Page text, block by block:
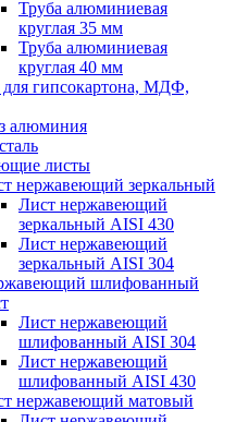
Труба алюминиевая
круглая 35 мм
Труба алюминиевая
круглая 40 мм
гипсокартона, МДФ,
алюминия
листы
нержавеющий зеркальный
Лист нержавеющий
зеркальный AISI 430
Лист нержавеющий
зеркальный AISI 304
шлифованный
Лист нержавеющий
шлифованный AISI 304
Лист нержавеющий
шлифованный AISI 430
нержавеющий матовый